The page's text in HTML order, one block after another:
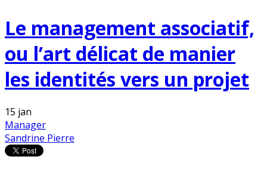
Le management associatif,
ou l’art délicat de manier
les identités vers un projet
15 jan
Manager
Sandrine Pierre